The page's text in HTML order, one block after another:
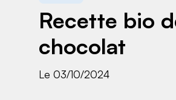
Recette bio
chocolat
Le 03/10/2024